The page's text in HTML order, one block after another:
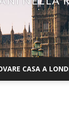
CASA A